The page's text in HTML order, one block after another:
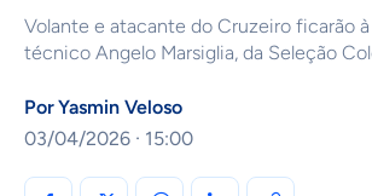
Volante e atacante do Cruzeiro ficarão
técnico Angelo Marsiglia, da Seleção
PorYasmin Veloso
03/04/2026 · 15:00